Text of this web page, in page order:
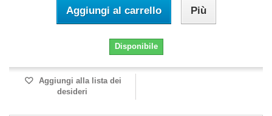
Aggiungi al carrello Più
Disponibile
Aggiungi alla lista dei
desideri